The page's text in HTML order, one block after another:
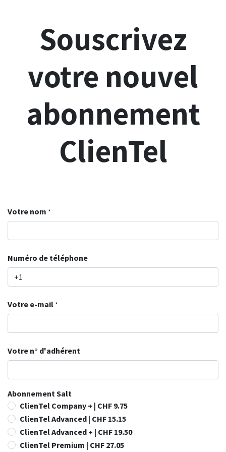
Souscrivez
votre nouvel
abonnement
ClienTel
Votre nom *
Numéro de téléphone
Votre e-mail *
Votre n° d'adhérent
Abonnement Salt
ClienTel Company + | CHF 9.75
ClienTel Advanced | CHF 15.15
ClienTel Advanced + | CHF 19.50
ClienTel Premium | CHF 27.05